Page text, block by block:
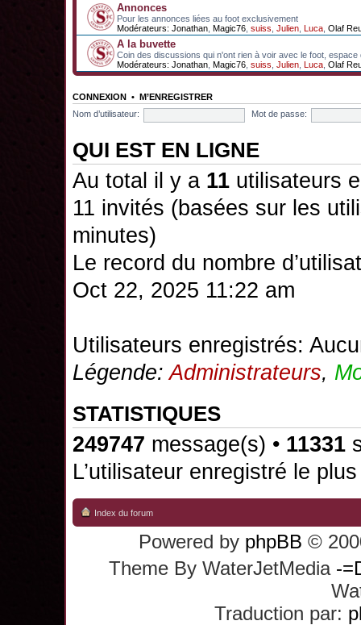
Annonces
Pour les annonces liées au foot exclusivement
Modérateurs: Jonathan Magic76 suiss Julien Luca Olaf
A la buvette
Coin des discussions qui n'ont rien à voir avec le foot, espace
Modérateurs: Jonathan Magic76 suiss Julien Luca Olaf
CONNEXION • M’ENREGISTRER
Nom d’utilisateur:
Mot de passe:
QUI EST EN LIGNE
Au total il y a 11 utilisateurs
11 invités (basées sur les
minutes)
Le record du nombre
Oct 22, 2025 11:22 am
Utilisateurs enregistrés:
Légende:Administrateurs,
STATISTIQUES
249747 message(s) • 11331
L’utilisateur enregistré le
Index du forum
Powered by phpBB ©
Theme By WaterJetMedia -
Traduction par: